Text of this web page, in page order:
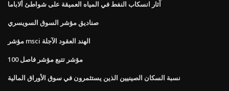
آثار انسكاب النفط في المياه العميقة على شواطئ ألاباما
صناديق مؤشر السوق السويسري
مؤشر msci الهند العقود الآجلة
مؤشر تتبع مؤشر فاصل 100
نسبة السكان الصينيين الذين يستثمرون في سوق الأوراق المالية